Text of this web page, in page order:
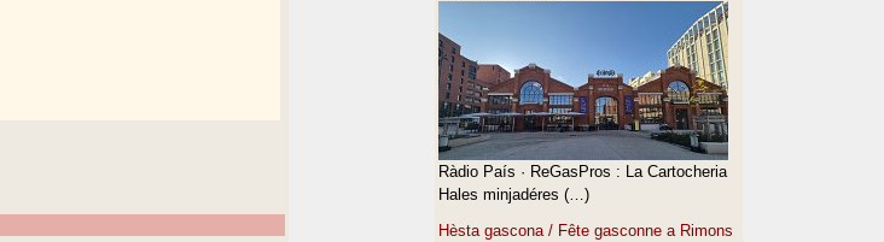
Ràdio País · ReGasPros : La Cartocheria
Hales minjadéres (…)
Hèsta gascona / Fête gasconne a Rimons